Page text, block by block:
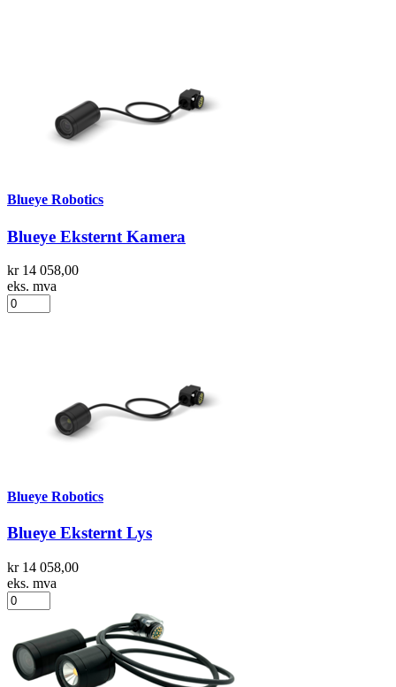
Blueye Robotics
Blueye Eksternt Kamera
kr 14 058,00
eks. mva
Blueye Robotics
Blueye Eksternt Lys
kr 14 058,00
eks. mva